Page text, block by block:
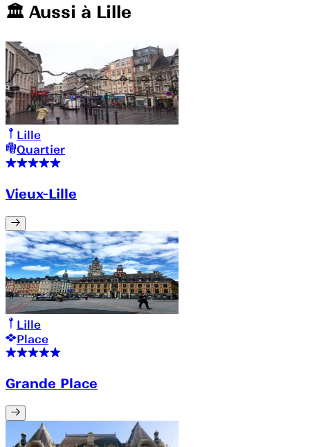
🏛️️ Aussi à Lille
Lille
Quartier
Vieux-Lille
Lille
Place
Grande Place